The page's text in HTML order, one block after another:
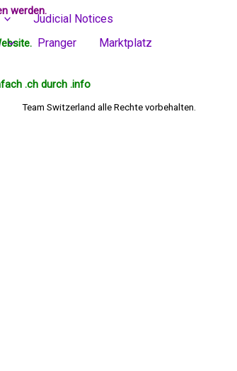
Judicial Notices
Pranger
Marktplatz
werden.
.ch durch .info
Team Switzerland alle Rechte vorbehalten.